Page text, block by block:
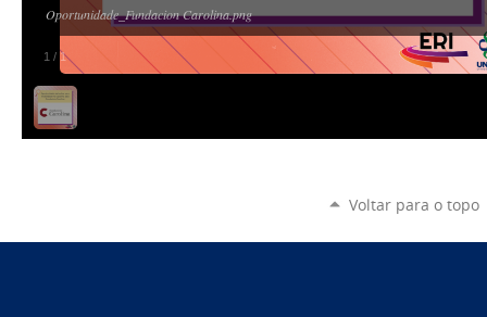
1 / 1
Oportunidade_Fundacion Carolina.png
Voltar para o topo